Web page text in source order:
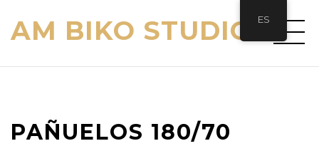
AM BIKO STUDIO
PAÑUELOS 180/70
ES